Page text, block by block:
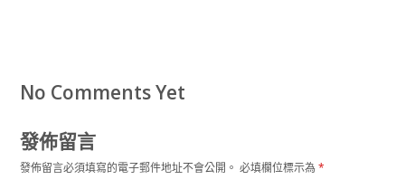
No Comments Yet
發佈留言
發佈留言必須填寫的電子郵件地址不會公開。 必填欄位標示為*